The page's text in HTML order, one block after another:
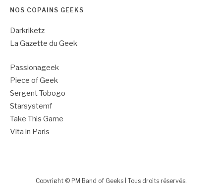
NOS COPAINS GEEKS
Darkriketz
La Gazette du Geek
Passionageek
Piece of Geek
Sergent Tobogo
Starsystemf
Take This Game
Vita in Paris
Copyright © PM Band of Geeks | Tous droits réservés.